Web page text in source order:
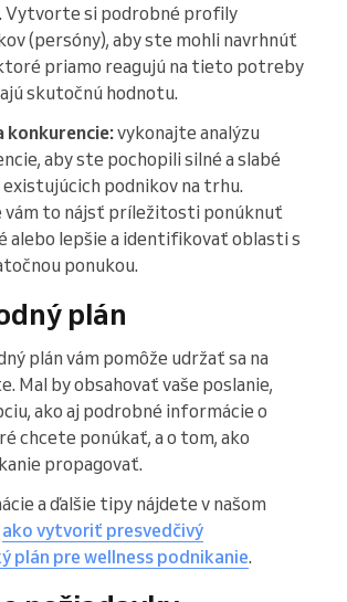
Vytvorte si podrobné profily
(persóny), aby ste mohli navrhnúť
priamo reagujú na tieto potreby
skutočnú hodnotu.
konkurencie:vykonajte analýzu
aby ste pochopili silné a slabé
podnikov na trhu.
vám to nájsť príležitosti ponúknuť
alebo lepšie a identifikovať oblasti s
ponukou.
plán
plán vám pomôže udržať sa na
Mal by obsahovať vaše poslanie,
ako aj podrobné informácie o
chcete ponúkať, a o tom, ako
propagovať.
a ďalšie tipy nájdete v našom
ako vytvoriť presvedčivý
plán pre wellness podnikanie.